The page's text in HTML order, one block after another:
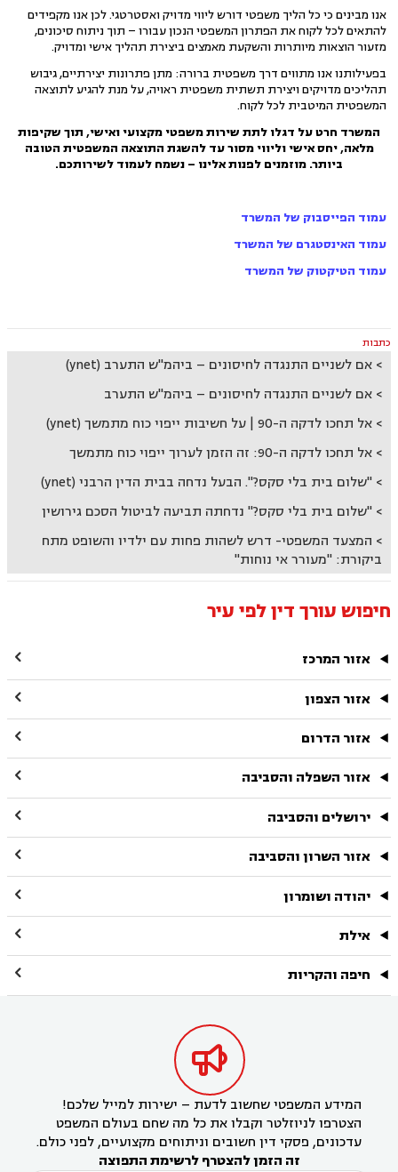
אנו מבינים כי כל הליך משפטי דורש ליווי מדויק ואסטרטגי. לכן אנו מקפידים
להתאים לכל לקוח את הפתרון המשפטי הנכון עבורו – תוך ניתוח סיכונים,
מזעור הוצאות מיותרות והשקעת מאמצים ביצירת תהליך אישי ומדויק.
בפעילותנו אנו מתווים דרך משפטית ברורה: מתן פתרונות יצירתיים, גיבוש
תהליכים מדויקים ויצירת תשתית משפטית ראויה, על מנת להגיע לתוצאה
המשפטית המיטבית לכל לקוח.
המשרד חרט על דגלו לתת שירות משפטי מקצועי ואישי, תוך שקיפות
מלאה, יחס אישי וליווי מסור עד להשגת התוצאה המשפטית הטובה
ביותר. מוזמנים לפנות אלינו – נשמח לעמוד לשירותכם.
עמוד הפייסבוק של המשרד
עמוד האינסטגרם של המשרד
עמוד הטיקטוק של המשרד
כתבות
אם לשניים התנגדה לחיסונים – ביהמ"ש התערב (ynet)
אם לשניים התנגדה לחיסונים – ביהמ"ש התערב
אל תחכו לדקה ה-90 | על חשיבות ייפוי כוח מתמשך (ynet)
אל תחכו לדקה ה-90: זה הזמן לערוך ייפוי כוח מתמשך
"שלום בית בלי סקס?". הבעל נדחה בבית הדין הרבני (ynet)
"שלום בית בלי סקס?" נדחתה תביעה לביטול הסכם גירושין
המצעד המשפטי- דרש לשהות פחות עם ילדיו והשופט מתח
ביקורת: "מעורר אי נוחות"
חיפוש עורך דין לפי עיר
אזור המרכז 
אזור הצפון 
אזור הדרום 
אזור השפלה והסביבה 
ירושלים והסביבה 
אזור השרון והסביבה 
יהודה ושומרון 
אילת 
חיפה והקריות 

המידע המשפטי שחשוב לדעת – ישירות למייל שלכם!
הצטרפו לניוזלטר וקבלו את כל מה שחם בעולם המשפט
עדכונים, פסקי דין חשובים וניתוחים מקצועיים, לפני כולם.
זה הזמן להצטרף לרשימת התפוצה